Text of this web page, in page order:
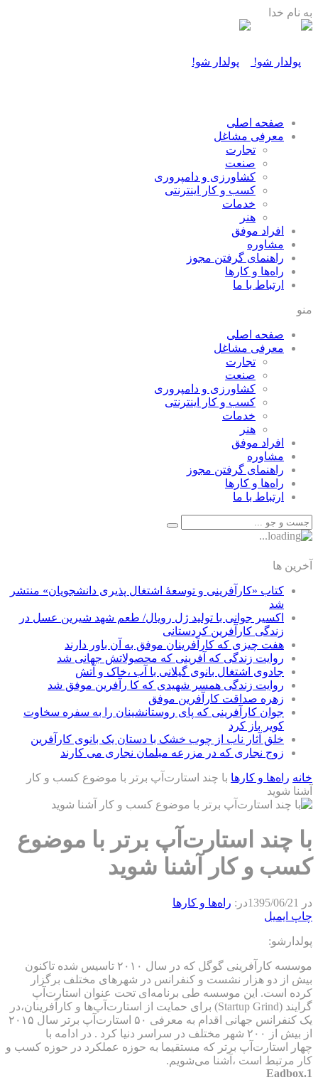
به نام خدا
صفحه اصلی
معرفی مشاغل
تجارت
صنعت
كشاورزی و دامپروری
كسب و كار اينترنتی
خدمات
هنر
افراد موفق
مشاوره
راهنمای گرفتن مجوز
راه‌ها و كارها
ارتباط با ما
منو
صفحه اصلی
معرفی مشاغل
تجارت
صنعت
كشاورزی و دامپروری
كسب و كار اينترنتی
خدمات
هنر
افراد موفق
مشاوره
راهنمای گرفتن مجوز
راه‌ها و كارها
ارتباط با ما
آخرین ها
کتاب «کارآفرینی و توسعۀ اشتغال پذیری دانشجویان» منتشر
شد
اکسیر جوانی با تولید ژل رویال/ طعم شهد شیرین عسل‌ در
زندگی کارآفرین کردستانی
هفت چیزی که کارآفرینان موفق به آن باور دارند
روایت زندگی که آفرینی که محصولاتش جهانی شد
جادوی اشتغال بانوی گیلانی با آب ،خاک و آتش
روایت زندگی همسر شهیدی که کا رآفرین موفق شد
زهره صداقت کارآفرین موفق
جوان کارآفرینی که پای روستانشینان را به سفره سخاوت
کویر باز کرد
خلق آثار ناب از چوب خشک با دستان یک بانوی کارآفرین
زوج نجاری که در مزرعه مبلمان نجاری می کارند
خانه راه‌ها و كارها با چند استارت‌آپ برتر با موضوع کسب و کار
آشنا شوید
با چند استارت‌آپ برتر با موضوع
کسب و کار آشنا شوید
در 1395/06/21در: راه‌ها و كارها
چاپ ایمیل
پولدارشو:
موسسه کارآفرینی گوگل که در سال ۲۰۱۰ تاسیس شده تاکنون
بیش از دو هزار نشست و کنفرانس در شهرهای مختلف برگزار
کرده است. این موسسه طی برنامه‌ای تحت عنوان استارت‌آپ
گرایند (‌Startup Grind‌) برای حمایت از استارت‌آپ‌ها و کارآفرینان،در
یک کنفرانس جهانی اقدام به معرفی ۵۰ استارت‌آپ برتر سال ۲۰۱۵
از بیش از ۲۰۰ شهر مختلف در سراسر دنیا کرد . در ادامه با
چهار استارت‌آپ برتر که مستقیما به حوزه عملکرد در حوزه کسب و
کار مرتبط است ،آشنا می‌شویم.
Eadbox.1